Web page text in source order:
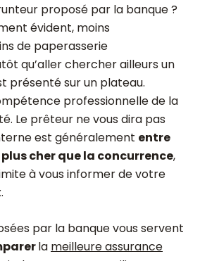
proposé par la banque ?
évident, moins
de paperasserie
qu’aller chercher ailleurs un
présenté sur un plateau.
professionnelle de la
Le prêteur ne vous dira pas
est généralement entre
cher que la concurrence,
à vous informer de votre
par la banque vous servent
la meilleure assurance